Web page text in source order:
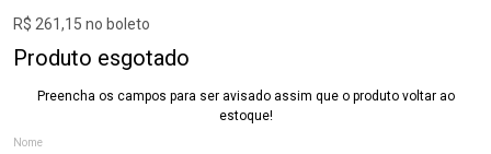
R$ 261,15 no boleto
Produto esgotado
Preencha os campos para ser avisado assim que o produto voltar ao
estoque!